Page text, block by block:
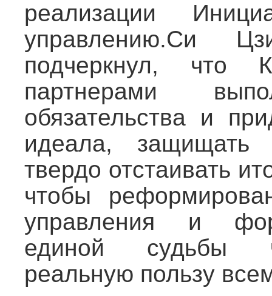
реализации
управлению.Си
подчеркнул, что
партнерами
обязательства и
идеала, защищать
твердо отстаивать
чтобы
управления и
единой судьбы
реальную пользу